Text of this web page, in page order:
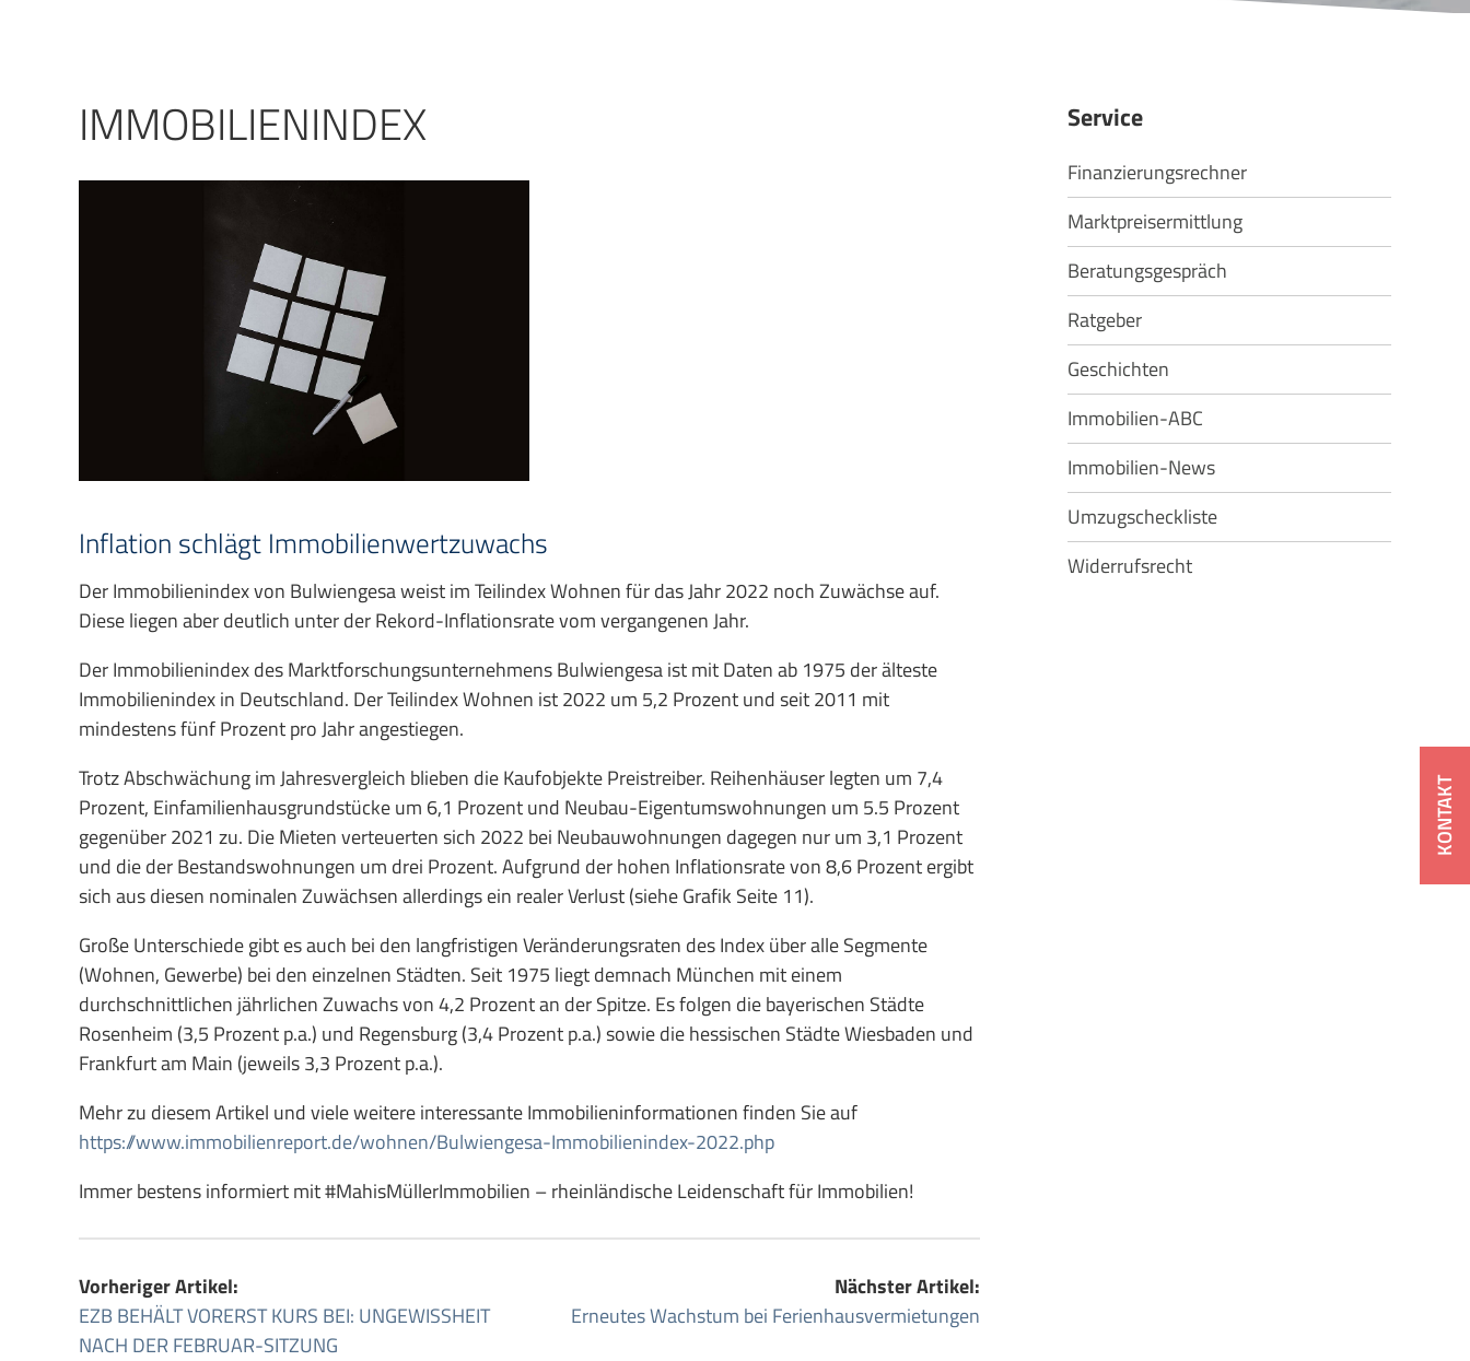
KONTAKT
IMMOBILIENINDEX
Inflation schlägt Immobilienwertzuwachs
Der Immobilienindex von Bulwiengesa weist im Teilindex Wohnen für das Jahr 2022 noch Zuwächse auf.
Diese liegen aber deutlich unter der Rekord-Inflationsrate vom vergangenen Jahr.
Der Immobilienindex des Marktforschungsunternehmens Bulwiengesa ist mit Daten ab 1975 der älteste
Immobilienindex in Deutschland. Der Teilindex Wohnen ist 2022 um 5,2 Prozent und seit 2011 mit
mindestens fünf Prozent pro Jahr angestiegen.
Trotz Abschwächung im Jahresvergleich blieben die Kaufobjekte Preistreiber. Reihenhäuser legten um 7,4
Prozent, Einfamilienhausgrundstücke um 6,1 Prozent und Neubau-Eigentumswohnungen um 5.5 Prozent
gegenüber 2021 zu. Die Mieten verteuerten sich 2022 bei Neubauwohnungen dagegen nur um 3,1 Prozent
und die der Bestandswohnungen um drei Prozent. Aufgrund der hohen Inflationsrate von 8,6 Prozent ergibt
sich aus diesen nominalen Zuwächsen allerdings ein realer Verlust (siehe Grafik Seite 11).
Große Unterschiede gibt es auch bei den langfristigen Veränderungsraten des Index über alle Segmente
(Wohnen, Gewerbe) bei den einzelnen Städten. Seit 1975 liegt demnach München mit einem
durchschnittlichen jährlichen Zuwachs von 4,2 Prozent an der Spitze. Es folgen die bayerischen Städte
Rosenheim (3,5 Prozent p.a.) und Regensburg (3,4 Prozent p.a.) sowie die hessischen Städte Wiesbaden und
Frankfurt am Main (jeweils 3,3 Prozent p.a.).
Mehr zu diesem Artikel und viele weitere interessante Immobilieninformationen finden Sie auf
https://www.immobilienreport.de/wohnen/Bulwiengesa-Immobilienindex-2022.php
Immer bestens informiert mit #MahisMüllerImmobilien – rheinländische Leidenschaft für Immobilien!
Vorheriger Artikel:
EZB BEHÄLT VORERST KURS BEI: UNGEWISSHEIT
NACH DER FEBRUAR-SITZUNG
Nächster Artikel:
Erneutes Wachstum bei Ferienhausvermietungen
Service
Finanzierungsrechner
Marktpreisermittlung
Beratungsgespräch
Ratgeber
Geschichten
Immobilien-ABC
Immobilien-News
Umzugscheckliste
Widerrufsrecht